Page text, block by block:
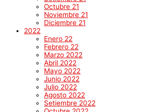
Octubre 21
Noviembre 21
Diciembre 21
2022
Enero 22
Febrero 22
Marzo 2022
Abril 2022
Mayo 2022
Junio 2022
Julio 2022
Agosto 2022
Setiembre 2022